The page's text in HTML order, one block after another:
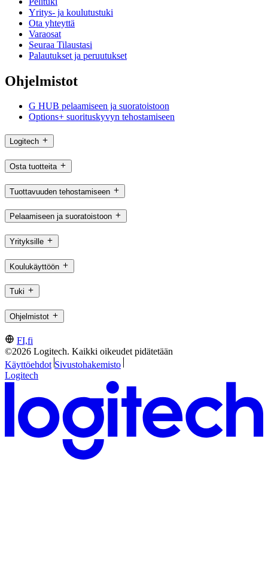
Yritys- ja koulutustuki
Ota yhteyttä
Varaosat
Seuraa Tilaustasi
Palautukset ja peruutukset
Ohjelmistot
G HUB pelaamiseen ja suoratoistoon
Options+ suorituskyvyn tehostamiseen
Logitech
Osta tuotteita
Tuottavuuden tehostamiseen
Pelaamiseen ja suoratoistoon
Yrityksille
Koulukäyttöön
Tuki
Ohjelmistot
FI,fi
©2026 Logitech. Kaikki oikeudet pidätetään
Käyttöehdot Sivustohakemisto
Logitech